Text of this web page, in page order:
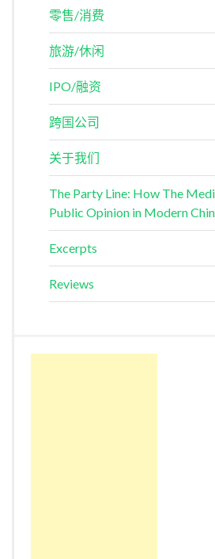
零售/消费
旅游/休闲
IPO/融资
跨国公司
关于我们
The Party Line: How The
Public Opinion in Modern
Excerpts
Reviews